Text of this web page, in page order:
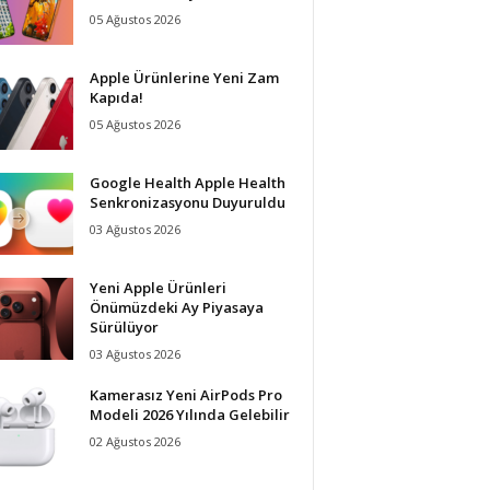
05 Ağustos 2026
Apple Ürünlerine Yeni Zam
Kapıda!
05 Ağustos 2026
Google Health Apple Health
Senkronizasyonu Duyuruldu
03 Ağustos 2026
Yeni Apple Ürünleri
Önümüzdeki Ay Piyasaya
Sürülüyor
03 Ağustos 2026
Kamerasız Yeni AirPods Pro
Modeli 2026 Yılında Gelebilir
02 Ağustos 2026